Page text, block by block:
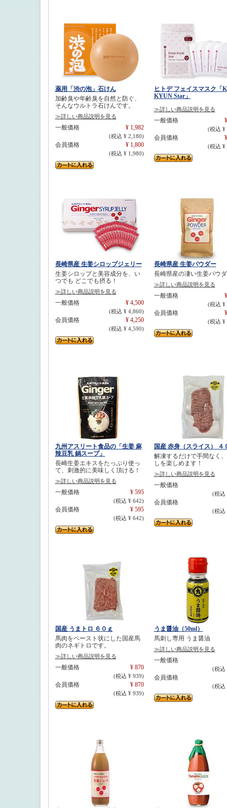
薬用「渋の泡」石けん
加齢臭や年齢臭を自然と防ぐ、
そんなウルトラ石けんです。
≫詳しい商品説明を見る
一般価格 ¥ 1,982
(税込 ¥ 2,180)
会員価格 ¥ 1,800
(税込 ¥ 1,980)
ヒトデ フェイスマスク「
KYUN Star」
≫詳しい商品説明を見る
一般価格
(税込 ¥
会員価格
(税込 ¥
長崎県産 生姜シロップジェリー
生姜シロップと美容成分を、い
つでも どこでも摂る！
≫詳しい商品説明を見る
一般価格 ¥ 4,500
(税込 ¥ 4,860)
会員価格 ¥ 4,250
(税込 ¥ 4,590)
長崎県産 生姜パウダー
長崎県産の凄い生姜パウ
≫詳しい商品説明を見る
一般価格
(税込 ¥
会員価格
(税込 ¥
九州アスリート食品の「生姜 麻
辣豆乳 鍋スープ」
長崎生姜エキスをたっぷり使っ
て、刺激的に美味しく頂ける！
≫詳しい商品説明を見る
一般価格 ¥ 595
(税込 ¥ 642)
会員価格 ¥ 595
(税込 ¥ 642)
国産 赤身（スライス） ４
解凍するだけで手間なく
しを楽しめます！
≫詳しい商品説明を見る
一般価格
(税込
会員価格
(税込
国産 うまトロ ６０ｇ
馬肉をペースト状にした国産馬
肉のネギトロです。
≫詳しい商品説明を見る
一般価格 ¥ 870
(税込 ¥ 939)
会員価格 ¥ 870
(税込 ¥ 939)
うま醤油（50ml）
馬刺し専用 うま醤油
≫詳しい商品説明を見る
一般価格
(税込
会員価格
(税込